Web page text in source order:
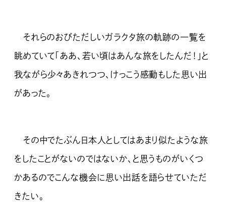
それらのおびただしいガラクタ旅の軌跡の一覧を
眺めていて「ああ、若い頃はあんな旅をしたんだ！」と
我ながら少々あきれつつ、けっこう感動もした思い出
があった。
その中でたぶん日本人としてはあまり似たような旅
をしたことがないのではないか、と思うものがいくつ
かあるのでこんな機会に思い出話を語らせていただ
きたい。